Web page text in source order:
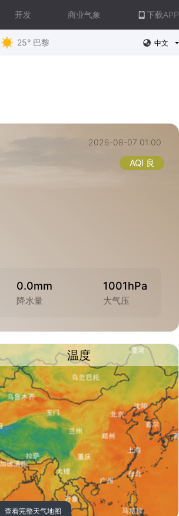
开发 商业气象 下载APP
25° 巴黎 中文
2026-08-07 01:00
AQI 良
0.0mm
降水量
1001hPa
大气压
温度
查看完整天气地图